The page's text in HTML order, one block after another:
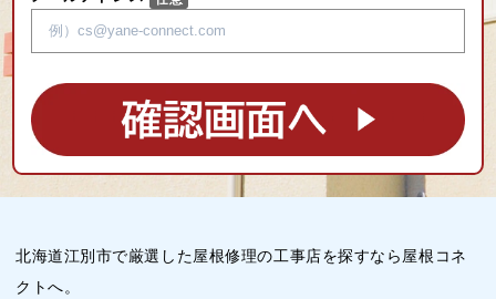
北海道江別市で厳選した屋根修理の工事店を探すなら屋根コネ
クトへ。